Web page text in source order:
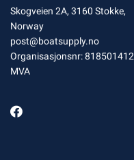
Skogveien 2A, 3160 Stokke,
Norway
post@boatsupply.no
Organisasjonsnr: 818501412
MVA